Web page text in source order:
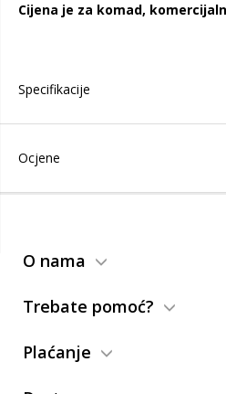
Cijena je za komad,
Specifikacije
Ocjene
O nama
Trebate pomoć?
Plaćanje